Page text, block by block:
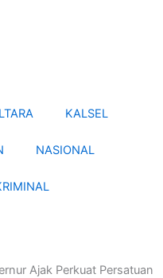
KALSEL
NASIONAL
Ajak Perkuat Persatuan